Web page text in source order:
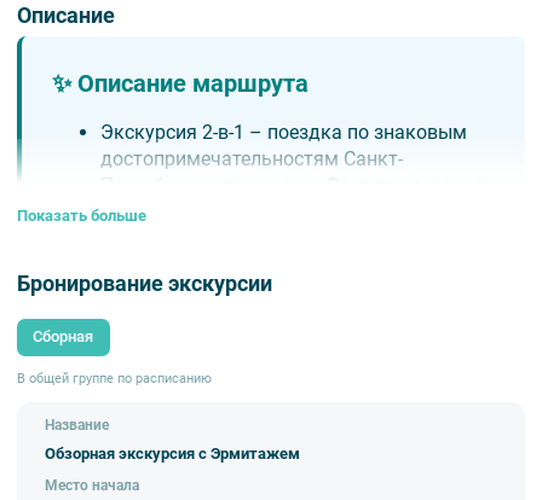
Описание
✨ Описание маршрута
Экскурсия 2-в-1 – поездка по знаковым
достопримечательностям Санкт-
Петербурга и посещение Эрмитажа, одного
из главных мировых музеев. Вам не
добраться до Зимнего дворца
самостоятельно – все это уже
организовано в рамках автобусной
обзорной экскурсии.
сопровождении экскурсовода,
отправитесь в Государственный Эрмитаж
– крупнейший музей мира, коллекции
Показать больше
Бронирование экскурсии
Сборная
В общей группе по расписанию
Название
Обзорная экскурсия с Эрмитажем
Место начала